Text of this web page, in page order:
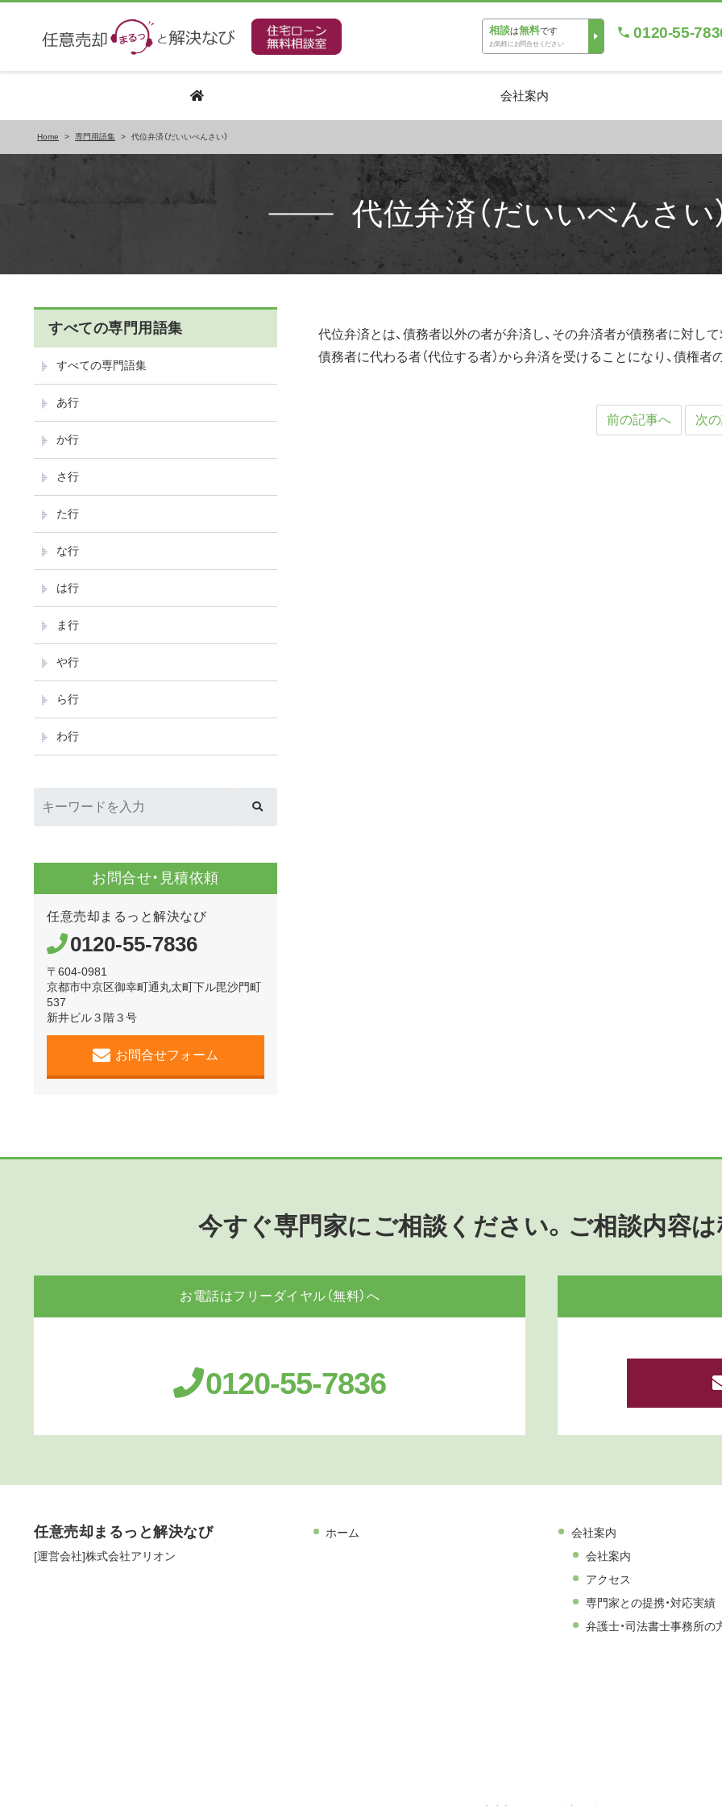
相談は無料です
お気軽にお問合せください
0120-55-
会社案内
Home > 専門用語集 > 代位弁済（だいいべんさい）
代位弁済（だいいべんさい
代位弁済とは、債務者以外の者が弁済し、その弁済者が債務者に対し
債務者に代わる者（代位する者）から弁済を受けることになり、債権者
前の記事へ 次
すべての専門用語集
すべての専門語集
あ行
か行
さ行
た行
な行
は行
ま行
や行
ら行
わ行
お問合せ・見積依頼
任意売却まるっと解決なび
0120-55-7836
〒604-0981
京都市中京区御幸町通丸太町下ル毘沙門町
537
新井ビル３階３号
お問合せフォーム
今すぐ専門家にご相談ください。ご相談内容は
お電話はフリーダイヤル（無料）へ
0120-55-7836
任意売却まるっと解決なび
[運営会社]株式会社アリオン
ホーム
会社案内
会社案内
アクセス
専門家との提携・対応実績
弁護士・司法書士事務所の